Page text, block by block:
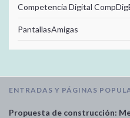
Competencia Digital
PantallasAmigas
ENTRADAS Y PÁGINAS
Propuesta de construcción: